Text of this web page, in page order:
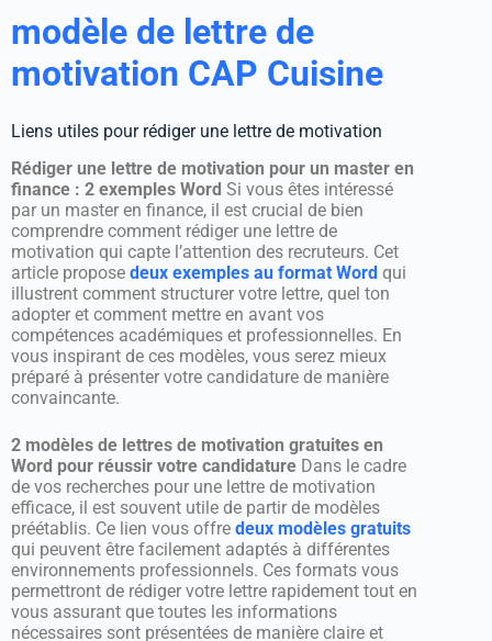
modèle de lettre de
motivation CAP Cuisine
Liens utiles pour rédiger une lettre de motivation
Rédiger une lettre de motivation pour un master en
finance : 2 exemples Word Si vous êtes intéressé
par un master en finance, il est crucial de bien
comprendre comment rédiger une lettre de
motivation qui capte l’attention des recruteurs. Cet
article propose deux exemples au format Word qui
illustrent comment structurer votre lettre, quel ton
adopter et comment mettre en avant vos
compétences académiques et professionnelles. En
vous inspirant de ces modèles, vous serez mieux
préparé à présenter votre candidature de manière
convaincante.
2 modèles de lettres de motivation gratuites en
Word pour réussir votre candidature Dans le cadre
de vos recherches pour une lettre de motivation
efficace, il est souvent utile de partir de modèles
préétablis. Ce lien vous offre deux modèles gratuits
qui peuvent être facilement adaptés à différentes
environnements professionnels. Ces formats vous
permettront de rédiger votre lettre rapidement tout en
vous assurant que toutes les informations
nécessaires sont présentées de manière claire et